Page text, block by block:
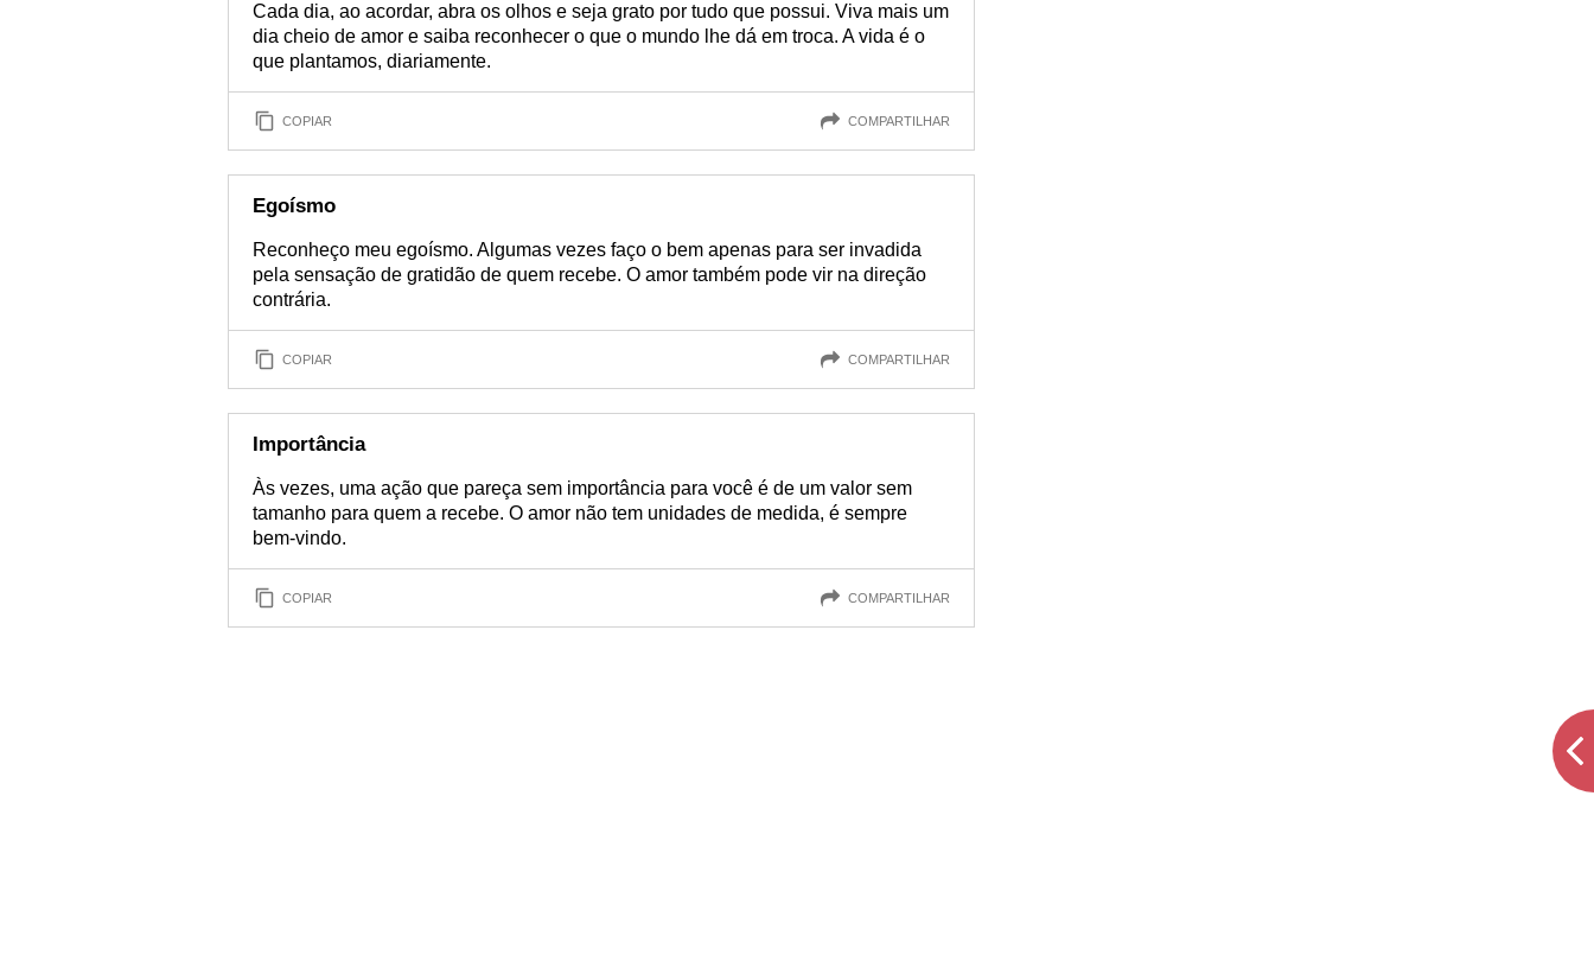
Cada dia, ao acordar, abra os olhos e seja grato por tudo que possui. Viva mais um
dia cheio de amor e saiba reconhecer o que o mundo lhe dá em troca. A vida é o
que plantamos, diariamente.
COPIAR COMPARTILHAR
Egoísmo
Reconheço meu egoísmo. Algumas vezes faço o bem apenas para ser invadida
pela sensação de gratidão de quem recebe. O amor também pode vir na direção
contrária.
COPIAR COMPARTILHAR
Importância
Às vezes, uma ação que pareça sem importância para você é de um valor sem
tamanho para quem a recebe. O amor não tem unidades de medida, é sempre
bem-vindo.
COPIAR COMPARTILHAR